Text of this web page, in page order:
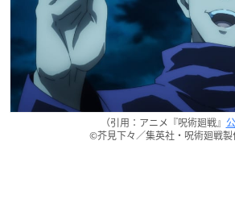
（引用：アニメ『呪術廻戦』
©芥見下々／集英社・呪術廻戦